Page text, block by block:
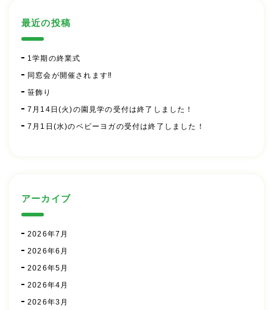
最近の投稿
1学期の終業式
同窓会が開催されます‼
笹飾り
7月14日(火)の園見学の受付は終了しました！
7月1日(水)のベビーヨガの受付は終了しました！
アーカイブ
2026年7月
2026年6月
2026年5月
2026年4月
2026年3月